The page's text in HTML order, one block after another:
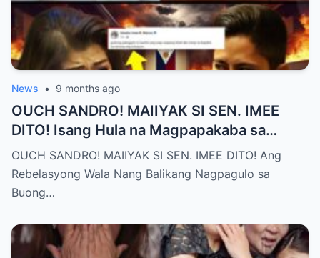
News • 9 months ago
OUCH SANDRO! MAIIYAK SI SEN. IMEE
DITO! Isang Hula na Magpapakaba sa
Buong Bansa! Ano ang matinding nangyari
sa pagitan nila?
OUCH SANDRO! MAIIYAK SI SEN. IMEE DITO! Ang
Rebelasyong Wala Nang Balikang Nagpagulo sa
Buong…